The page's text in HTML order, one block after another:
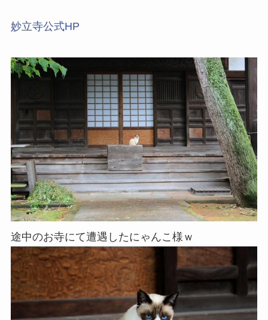
妙立寺公式HP
途中のお寺にて遭遇したにゃんこ様ｗ